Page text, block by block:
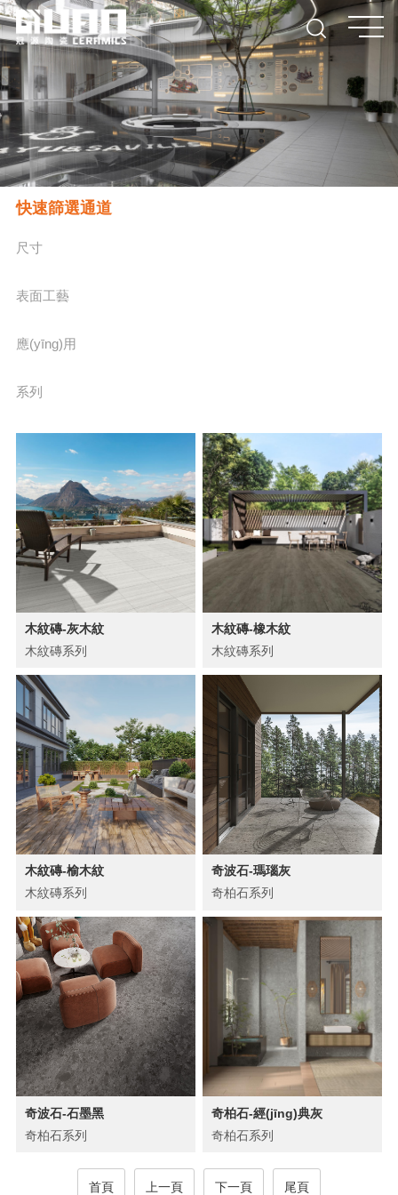
快速篩選通道
尺寸
表面工藝
應(yīng)用
系列
木紋磚-灰木紋
木紋磚系列
木紋磚-橡木紋
木紋磚系列
木紋磚-榆木紋
木紋磚系列
奇波石-瑪瑙灰
奇柏石系列
奇波石-石墨黑
奇柏石系列
奇柏石-經(jīng)典灰
奇柏石系列
首頁 上一頁 下一頁 尾頁